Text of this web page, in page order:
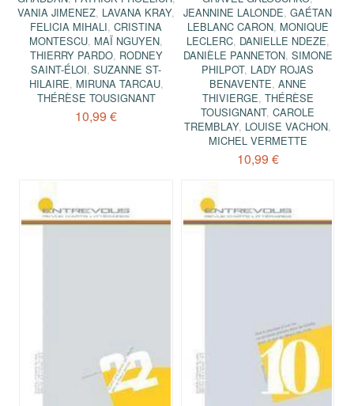
VANIA JIMENEZ, LAVANA KRAY,
FELICIA MIHALI,CRISTINA
MONTESCU, MAÏ NGUYEN,
THIERRY PARDO, RODNEY
SAINT-ÉLOI,SUZANNE ST-
HILAIRE, MIRUNA TARCAU,
THÉRÈSE TOUSIGNANT
10,99 €
JEANNINE LALONDE,GAÉTAN
LEBLANC CARON, MONIQUE
LECLERC, DANIELLE NDEZE,
DANIÈLE PANNETON, SIMONE
PHILPOT, LADY ROJAS
BENAVENTE, ANNE
THIVIERGE, THÉRÈSE
TOUSIGNANT,CAROLE
TREMBLAY, LOUISE VACHON,
MICHEL VERMETTE
10,99 €